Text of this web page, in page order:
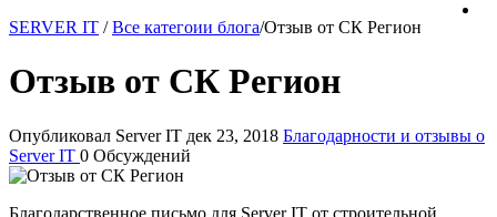
SERVER IT / Все категоии блога/Отзыв от СК Регион
Отзыв от СК Регион
Опубликовал Server IT дек 23, 2018 Благодарности и отзывы о
Server IT 0 Обсуждений
Благодарственное письмо для Server IT от строительной